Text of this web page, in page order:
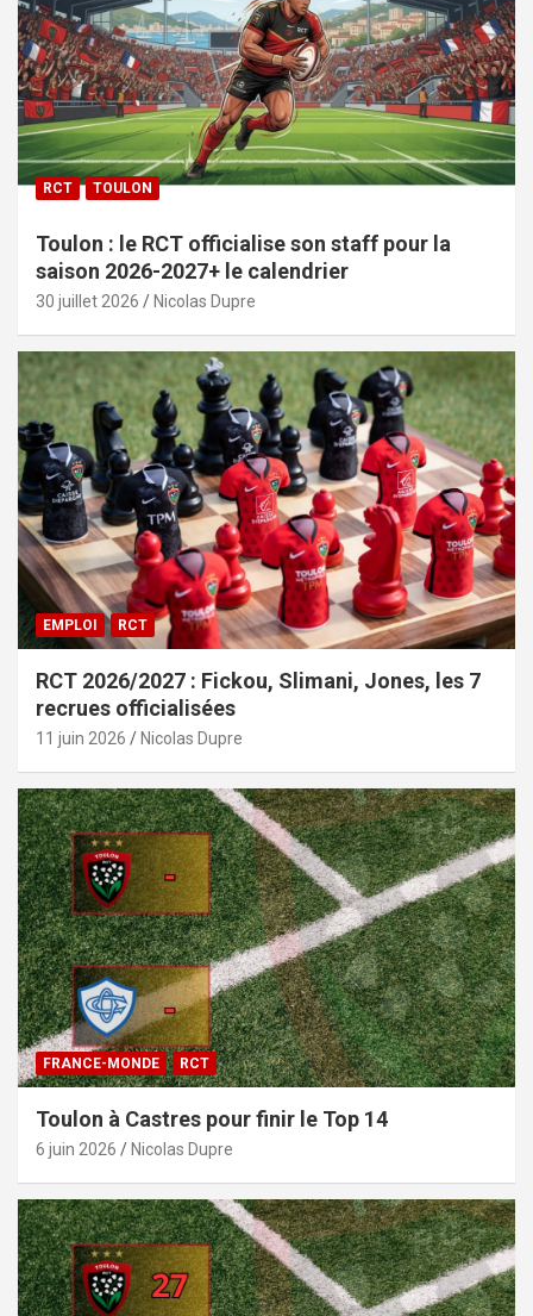
RCT TOULON
Toulon : le RCT officialise son staff pour la
saison 2026-2027+ le calendrier
30 juillet 2026 Nicolas Dupre
EMPLOI RCT
RCT 2026/2027 : Fickou, Slimani, Jones, les 7
recrues officialisées
11 juin 2026 Nicolas Dupre
FRANCE-MONDE RCT
Toulon à Castres pour finir le Top 14
6 juin 2026 Nicolas Dupre